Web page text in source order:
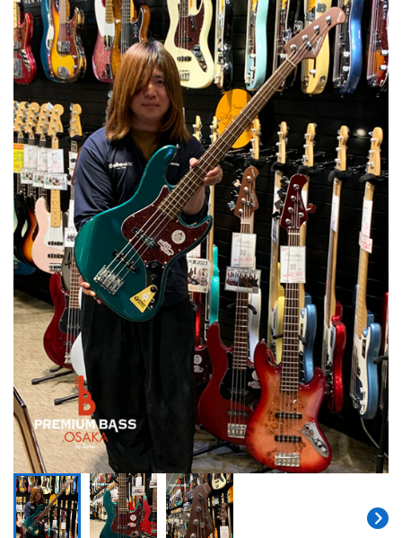
エレキギター アコギ/エレアコ
ベース ウクレレ
ドラム パーカッション
キーボード 電子ピアノ
管楽器 その他楽器
アンプ エフェクター
DJ機器 DTM
DTM オンライン納品